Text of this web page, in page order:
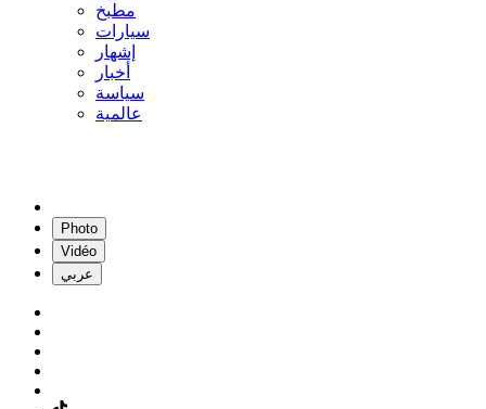
مطبخ
سيارات
إشهار
أخبار
سياسة
عالمية
Photo
Vidéo
عربي